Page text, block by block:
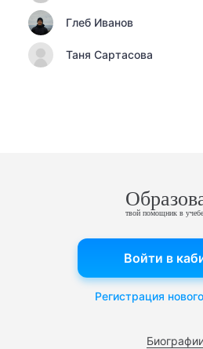
Глеб Иванов
Таня Сартасова
твой помощник в учебе
Войти в
Регистрация